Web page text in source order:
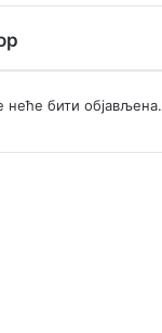
бити објављена.